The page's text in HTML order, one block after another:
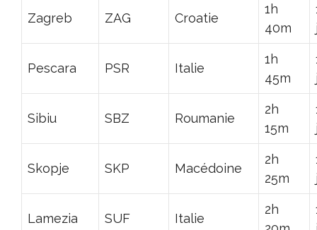
Zagreb ZAG Croatie
1h
40m
Pescara PSR Italie
1h
45m
Sibiu SBZ Roumanie
2h
15m
Skopje SKP Macédoine
2h
25m
Lamezia SUF Italie
2h